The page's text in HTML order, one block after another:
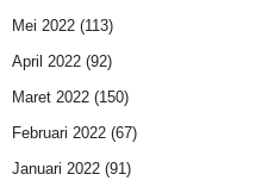
Mei 2022 (113)
April 2022 (92)
Maret 2022 (150)
Februari 2022 (67)
Januari 2022 (91)